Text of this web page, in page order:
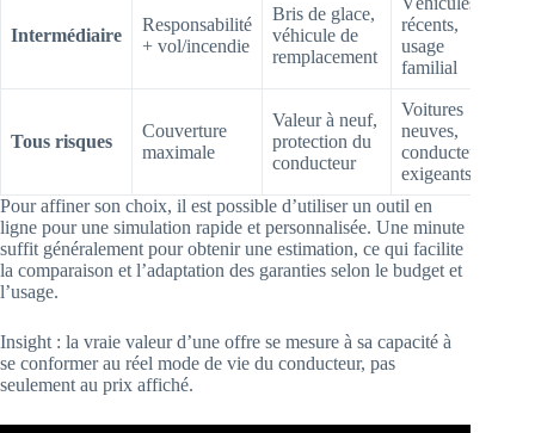
Intermédiaire
Responsabilité
+ vol/incendie
Bris de glace,
véhicule de
remplacement
récents,
usage
familial
Tous risques
Couverture
maximale
Valeur à neuf,
protection du
conducteur
Voitures
neuves,
conducteurs
exigeants
Pour affiner son choix, il est possible d’utiliser un outil en
ligne pour une simulation rapide et personnalisée. Une minute
suffit généralement pour obtenir une estimation, ce qui facilite
la comparaison et l’adaptation des garanties selon le budget et
l’usage.
Insight : la vraie valeur d’une offre se mesure à sa capacité à
se conformer au réel mode de vie du conducteur, pas
seulement au prix affiché.